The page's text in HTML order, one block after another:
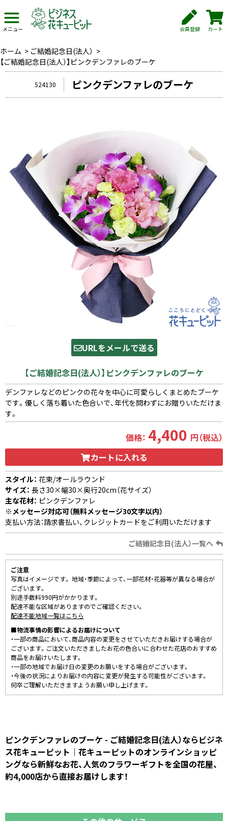
メニュー 会員登録 カート
ホーム > ご結婚記念日(法人） >
【ご結婚記念日(法人）】ピンクデンファレのブーケ
524130 ピンクデンファレのブーケ
URLをメールで送る
【ご結婚記念日(法人）】ピンクデンファレのブーケ
デンファレなどのピンクの花々を中心に可愛らしくまとめたブーケ
です。優しく落ち着いた色合いで、年代を問わずにお贈りいただけま
す。
価格： 4,400 円（税込）
カートに入れる
スタイル： 花束/オールラウンド
サイズ： 長さ30×幅30×奥行20cm（花サイズ）
主な花材： ピンクデンファレ
※メッセージ対応可（無料メッセージ30文字以内）
支払い方法：請求書払い、クレジットカードをご利用いただけます
ご結婚記念日(法人）一覧へ
ご注意
写真はイメージです。 地域・季節によって、一部花材・花器等が異なる場合が
ございます。
別途手数料990円がかかります。
配達不能な区域がありますのでご確認ください。
配達不能地域一覧はこちら
■物流事情の影響によるお届けについて
・一部の商品において、商品内容の変更をさせていただきお届けする場合が
ございます。ご注文いただきましたお花の色合いに合わせた花店のおすすめ
商品をお届けいたします。
・一部の地域でお届け日の変更のお願いをする場合がございます。
・今後の状況によりお届けの内容に変更が発生する可能性がございます。
何卒ご理解いただきますようお願い申し上げます。
ピンクデンファレのブーケ - ご結婚記念日(法人）ならビジネ
ス花キューピット｜花キューピットのオンラインショッピ
ングなら新鮮なお花、人気のフラワーギフトを全国の花屋、
約4,000店から直接お届けします！